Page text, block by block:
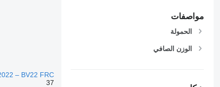
مواصفات
الحمولة
الوزن الصافي
– BV22 FRC
37